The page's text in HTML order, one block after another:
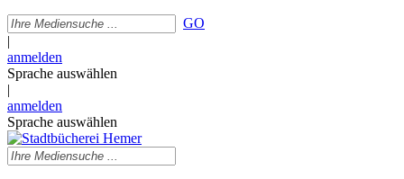
GO
|
anmelden
Sprache auswählen
|
anmelden
Sprache auswählen